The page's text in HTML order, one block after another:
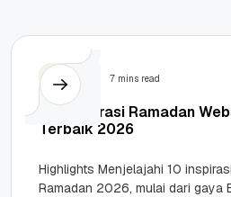
Design 7 mins read
10+ Inspirasi Ramadan
Terbaik 2026
Highlights Menjelajahi 10
Ramadan 2026, mulai dari gaya